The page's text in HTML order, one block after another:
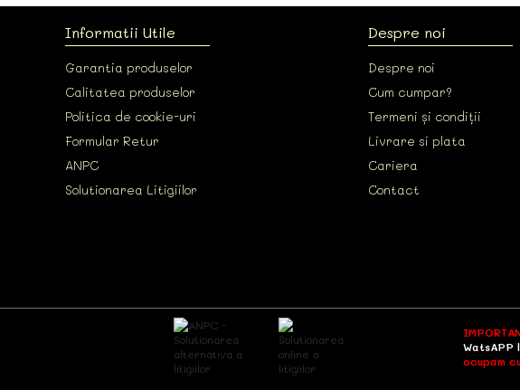
Informatii Utile
Garantia produselor
Calitatea produselor
Politica de cookie-uri
Formular Retur
ANPC
Solutionarea Litigiilor
Despre noi
Despre noi
Cum cumpar?
Termeni și condiții
Livrare si plata
Cariera
Contact
ocupam